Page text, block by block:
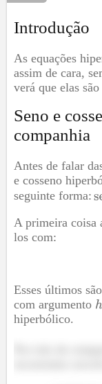
Introdução
As equações
assim de cara,
verá que elas
Seno e
companhia
Antes de falar
e cosseno
seguinte forma:
A primeira coisa
los com:
Esses últimos
com argumento
hiperbólico.